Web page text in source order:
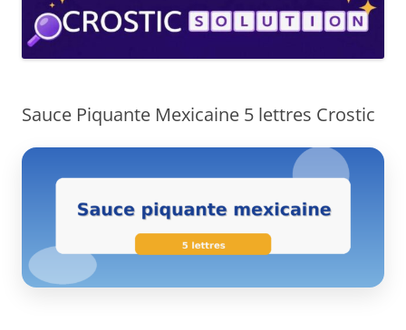
Sauce Piquante Mexicaine 5 lettres Crostic